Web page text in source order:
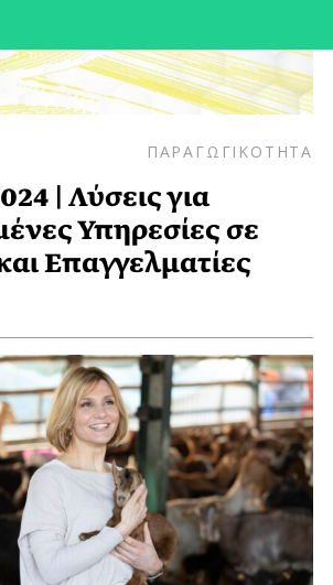
ΠΑΡΑΓΩΓΙΚΟΤΗΤΑ
| Λύσεις για
Υπηρεσίες σε
Επαγγελματίες